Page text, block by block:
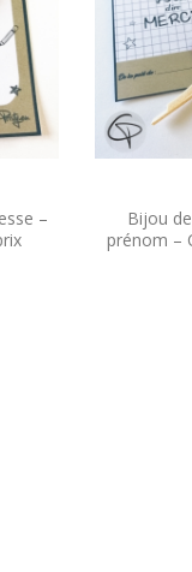
–
Bijou
prénom –